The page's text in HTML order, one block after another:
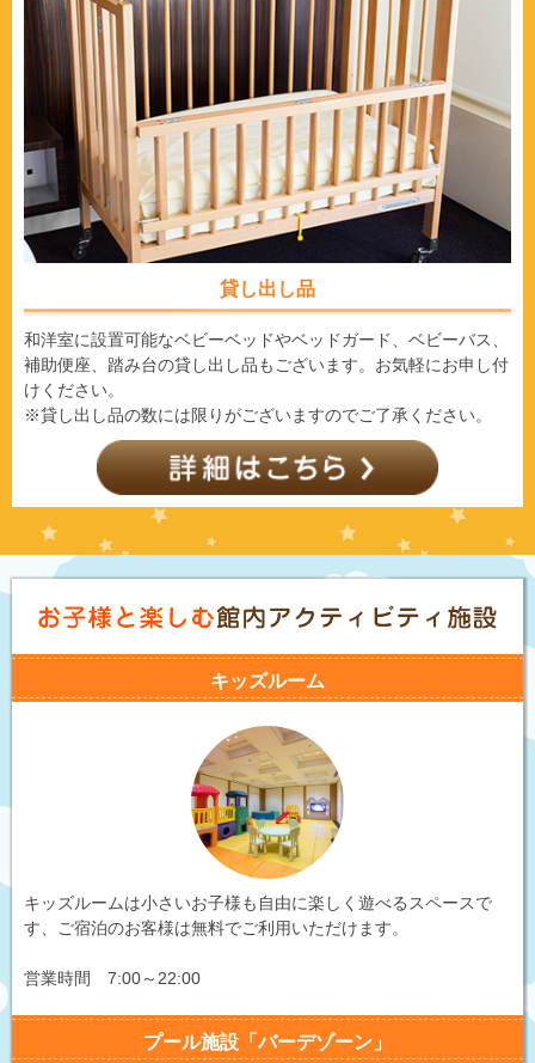
貸し出し品
和洋室に設置可能なベビーベッドやベッドガード、ベビーバス、
補助便座、踏み台の貸し出し品もございます。お気軽にお申し付
けください。
※貸し出し品の数には限りがございますのでご了承ください。
キッズルーム
キッズルームは小さいお子様も自由に楽しく遊べるスペースで
す、ご宿泊のお客様は無料でご利用いただけます。
営業時間 7:00～22:00
プール施設「バーデゾーン」